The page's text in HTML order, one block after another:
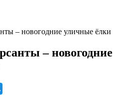
– новогодние уличные ёлки
– новогодние